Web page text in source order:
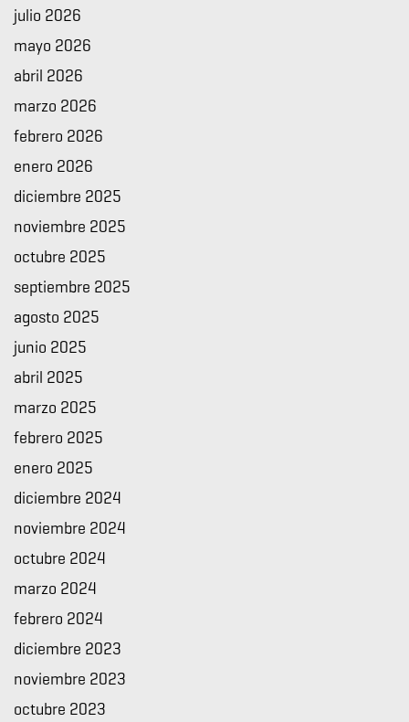
julio 2026
mayo 2026
abril 2026
marzo 2026
febrero 2026
enero 2026
diciembre 2025
noviembre 2025
octubre 2025
septiembre 2025
agosto 2025
junio 2025
abril 2025
marzo 2025
febrero 2025
enero 2025
diciembre 2024
noviembre 2024
octubre 2024
marzo 2024
febrero 2024
diciembre 2023
noviembre 2023
octubre 2023